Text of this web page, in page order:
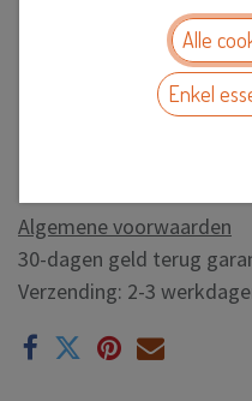
Cigarette
Algemene voorwaarden
30-dagen geld terug
Verzending: 2-3
Alle
Enkel